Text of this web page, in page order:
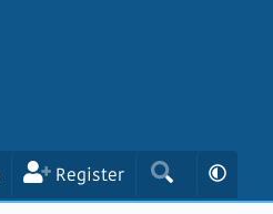
Register